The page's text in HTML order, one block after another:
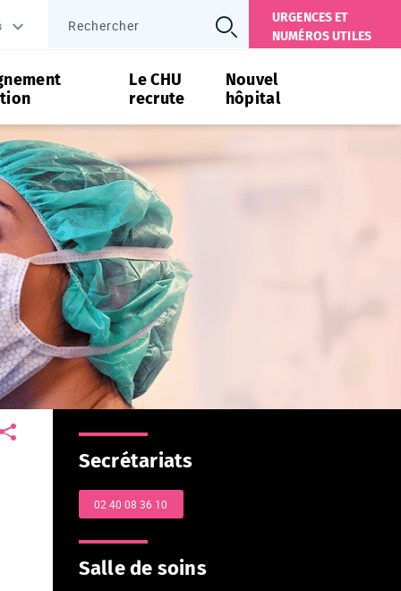
URGENCES ET
NUMÉROS UTILES
Le CHU
recrute
Nouvel
hôpital
Secrétariats
02 40 08 36 10
Salle de soins